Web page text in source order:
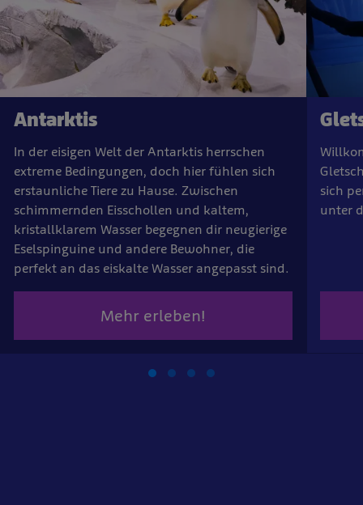
Antarktis
In der eisigen Welt der Antarktis herrschen
extreme Bedingungen, doch hier fühlen sich
erstaunliche Tiere zu Hause. Zwischen
schimmernden Eisschollen und kaltem,
kristallklarem Wasser begegnen dir neugierige
Eselspinguine und andere Bewohner, die
perfekt an das eiskalte Wasser angepasst sind.
Mehr erleben!
sich
unter